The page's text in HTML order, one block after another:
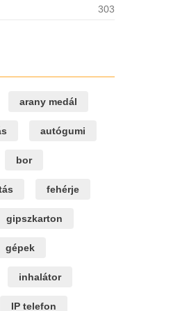
303
arany medál
autógumi
bor
fehérje
gipszkarton
gépek
inhalátor
IP telefon